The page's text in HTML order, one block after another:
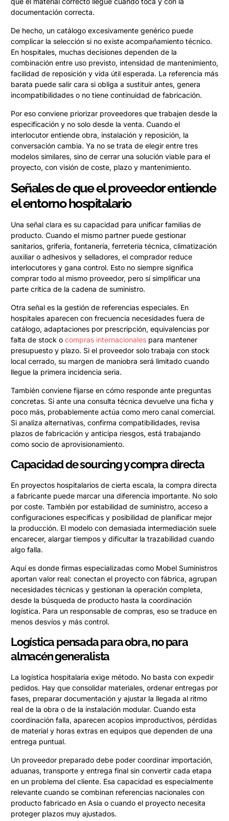
documentación correcta.
De hecho, un catálogo excesivamente genérico puede
complicar la selección si no existe acompañamiento técnico.
En hospitales, muchas decisiones dependen de la
combinación entre uso previsto, intensidad de mantenimiento,
facilidad de reposición y vida útil esperada. La referencia más
barata puede salir cara si obliga a sustituir antes, genera
incompatibilidades o no tiene continuidad de fabricación.
Por eso conviene priorizar proveedores que trabajen desde la
especificación y no solo desde la venta. Cuando el
interlocutor entiende obra, instalación y reposición, la
conversación cambia. Ya no se trata de elegir entre tres
modelos similares, sino de cerrar una solución viable para el
proyecto, con visión de coste, plazo y mantenimiento.
Señales de que el proveedor entiende
el entorno hospitalario
Una señal clara es su capacidad para unificar familias de
producto. Cuando el mismo partner puede gestionar
sanitarios, grifería, fontanería, ferretería técnica, climatización
auxiliar o adhesivos y selladores, el comprador reduce
interlocutores y gana control. Esto no siempre significa
comprar todo al mismo proveedor, pero sí simplificar una
parte crítica de la cadena de suministro.
Otra señal es la gestión de referencias especiales. En
hospitales aparecen con frecuencia necesidades fuera de
catálogo, adaptaciones por prescripción, equivalencias por
falta de stock o compras internacionales para mantener
presupuesto y plazo. Si el proveedor solo trabaja con stock
local cerrado, su margen de maniobra será limitado cuando
llegue la primera incidencia seria.
También conviene fijarse en cómo responde ante preguntas
concretas. Si ante una consulta técnica devuelve una ficha y
poco más, probablemente actúa como mero canal comercial.
Si analiza alternativas, confirma compatibilidades, revisa
plazos de fabricación y anticipa riesgos, está trabajando
como socio de aprovisionamiento.
Capacidad de sourcing y compra directa
En proyectos hospitalarios de cierta escala, la compra directa
a fabricante puede marcar una diferencia importante. No solo
por coste. También por estabilidad de suministro, acceso a
configuraciones específicas y posibilidad de planificar mejor
la producción. El modelo con demasiada intermediación suele
encarecer, alargar tiempos y dificultar la trazabilidad cuando
algo falla.
Aquí es donde firmas especializadas como Mobel Suministros
aportan valor real: conectan el proyecto con fábrica, agrupan
necesidades técnicas y gestionan la operación completa,
desde la búsqueda de producto hasta la coordinación
logística. Para un responsable de compras, eso se traduce en
menos desvíos y más control.
Logística pensada para obra, no para
almacén generalista
La logística hospitalaria exige método. No basta con expedir
pedidos. Hay que consolidar materiales, ordenar entregas por
fases, preparar documentación y ajustar la llegada al ritmo
real de la obra o de la instalación modular. Cuando esta
coordinación falla, aparecen acopios improductivos, pérdidas
de material y horas extras en equipos que dependen de una
entrega puntual.
Un proveedor preparado debe poder coordinar importación,
aduanas, transporte y entrega final sin convertir cada etapa
en un problema del cliente. Esa capacidad es especialmente
relevante cuando se combinan referencias nacionales con
producto fabricado en Asia o cuando el proyecto necesita
proteger plazos muy ajustados.